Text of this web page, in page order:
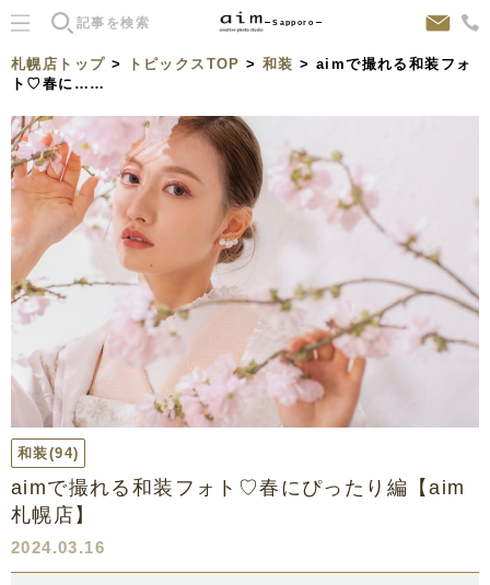
Sapporo
札幌店トップ > トピックスTOP >和装 > aimで撮れる和装フォ
ト♡春に……
和装(94)
aimで撮れる和装フォト♡春にぴったり編【aim
札幌店】
2024.03.16